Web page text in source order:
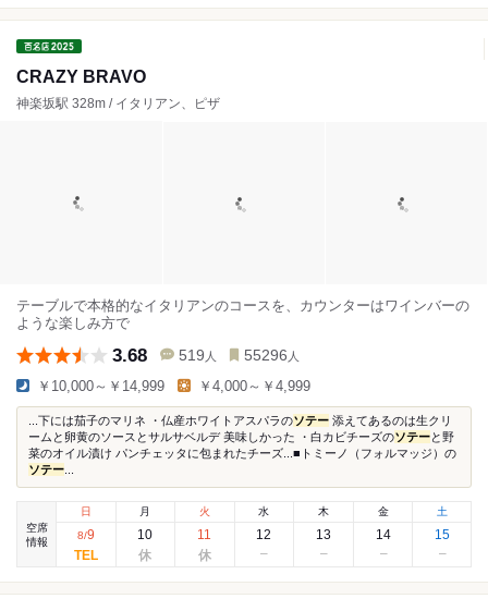
CRAZY BRAVO
神楽坂駅 328m / イタリアン、ピザ
テーブルで本格的なイタリアンのコースを、カウンターはワインバーの
ような楽しみ方で
3.68 519 人 55296 人
￥10,000～￥14,999 ￥4,000～￥4,999
...下には茄子のマリネ ・仏産ホワイトアスパラのソテー 添えてあるのは生クリ
ームと卵黄のソースとサルサベルデ 美味しかった ・白カビチーズのソテーと野
菜のオイル漬け パンチェッタに包まれたチーズ...■トミーノ（フォルマッジ）の
ソテー
空席
情報
日
8/9
月
10
火
11
水
12
木
13
金
14
土
15